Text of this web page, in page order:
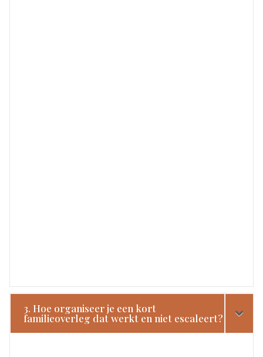
3. Hoe organiseer je een kort
familieoverleg dat werkt en niet escaleert?